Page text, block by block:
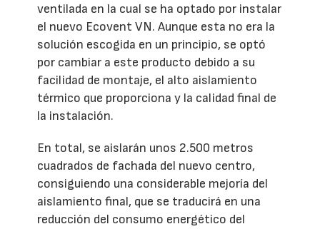
ventilada en la cual se ha optado por instalar
el nuevo Ecovent VN. Aunque esta no era la
solución escogida en un principio, se optó
por cambiar a este producto debido a su
facilidad de montaje, el alto aislamiento
térmico que proporciona y la calidad final de
la instalación.
En total, se aislarán unos 2.500 metros
cuadrados de fachada del nuevo centro,
consiguiendo una considerable mejoría del
aislamiento final, que se traducirá en una
reducción del consumo energético del